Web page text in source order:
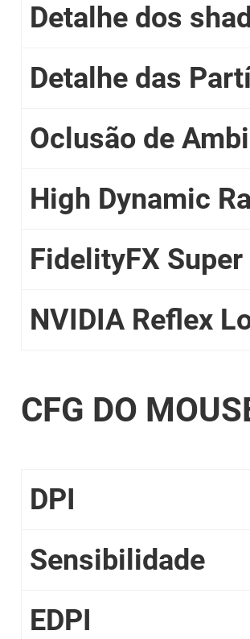
Detalhe dos
Detalhe das
Oclusão de
High Dynamic
FidelityFX
NVIDIA Reflex
CFG DO
DPI
Sensibilidade
EDPI